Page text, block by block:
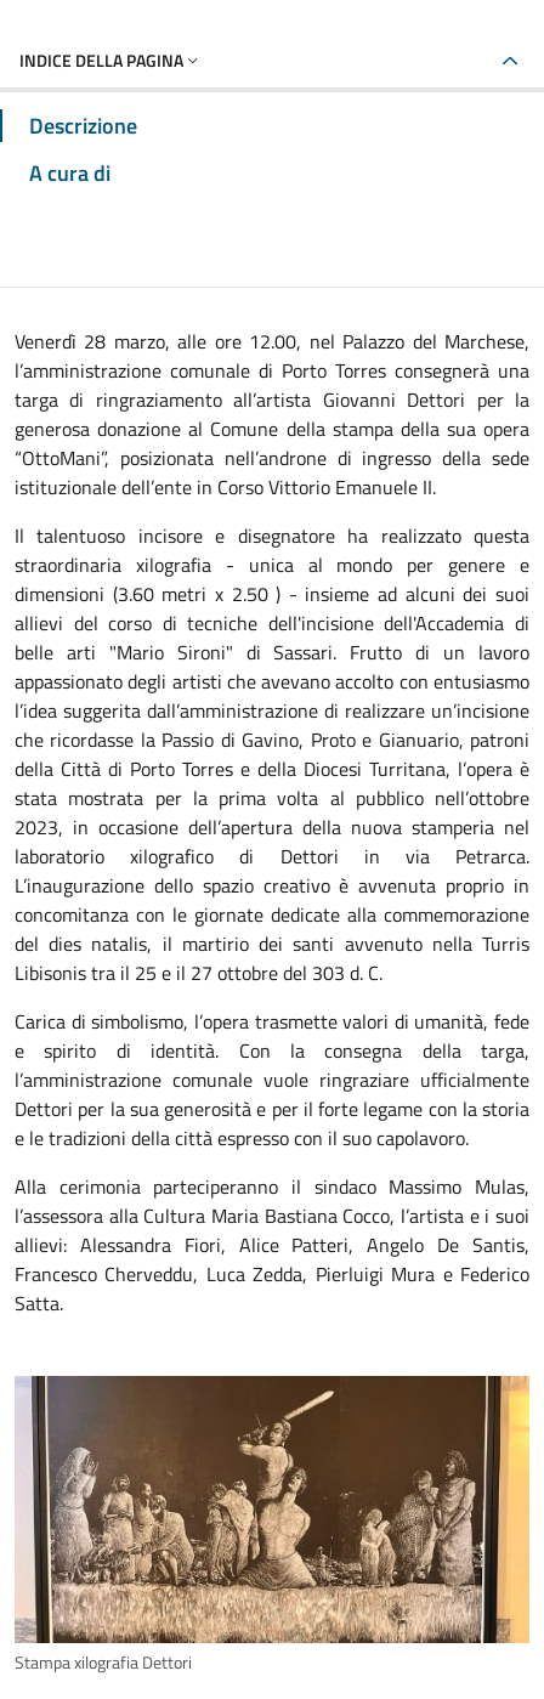
INDICE DELLA PAGINA
Descrizione
A cura di
Venerdì 28 marzo, alle ore 12.00, nel Palazzo del Marchese,
l’amministrazione comunale di Porto Torres consegnerà una
targa di ringraziamento all’artista Giovanni Dettori per la
generosa donazione al Comune della stampa della sua opera
“OttoMani”, posizionata nell’androne di ingresso della sede
istituzionale dell’ente in Corso Vittorio Emanuele II.
Il talentuoso incisore e disegnatore ha realizzato questa
straordinaria xilografia - unica al mondo per genere e
dimensioni (3.60 metri x 2.50 ) - insieme ad alcuni dei suoi
allievi del corso di tecniche dell'incisione dell'Accademia di
belle arti "Mario Sironi" di Sassari. Frutto di un lavoro
appassionato degli artisti che avevano accolto con entusiasmo
l’idea suggerita dall’amministrazione di realizzare un’incisione
che ricordasse la Passio di Gavino, Proto e Gianuario, patroni
della Città di Porto Torres e della Diocesi Turritana, l’opera è
stata mostrata per la prima volta al pubblico nell’ottobre
2023, in occasione dell’apertura della nuova stamperia nel
laboratorio xilografico di Dettori in via Petrarca.
L’inaugurazione dello spazio creativo è avvenuta proprio in
concomitanza con le giornate dedicate alla commemorazione
del dies natalis, il martirio dei santi avvenuto nella Turris
Libisonis tra il 25 e il 27 ottobre del 303 d. C.
Carica di simbolismo, l’opera trasmette valori di umanità, fede
e spirito di identità. Con la consegna della targa,
l’amministrazione comunale vuole ringraziare ufficialmente
Dettori per la sua generosità e per il forte legame con la storia
e le tradizioni della città espresso con il suo capolavoro.
Alla cerimonia parteciperanno il sindaco Massimo Mulas,
l’assessora alla Cultura Maria Bastiana Cocco, l’artista e i suoi
allievi: Alessandra Fiori, Alice Patteri, Angelo De Santis,
Francesco Cherveddu, Luca Zedda, Pierluigi Mura e Federico
Satta.
Stampa xilografia Dettori